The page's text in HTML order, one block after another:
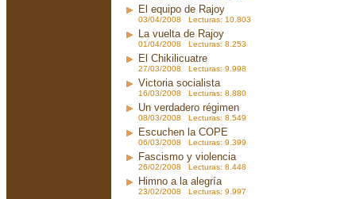
El equipo de Rajoy
03/04/2008 Lecturas: 10.803
La vuelta de Rajoy
01/04/2008 Lecturas: 8.253
El Chikilicuatre
27/03/2008 Lecturas: 9.998
Victoria socialista
16/03/2008 Lecturas: 8.880
Un verdadero régimen
08/03/2008 Lecturas: 8.549
Escuchen la COPE
06/03/2008 Lecturas: 9.399
Fascismo y violencia
26/02/2008 Lecturas: 8.448
Himno a la alegría
23/02/2008 Lecturas: 9.997